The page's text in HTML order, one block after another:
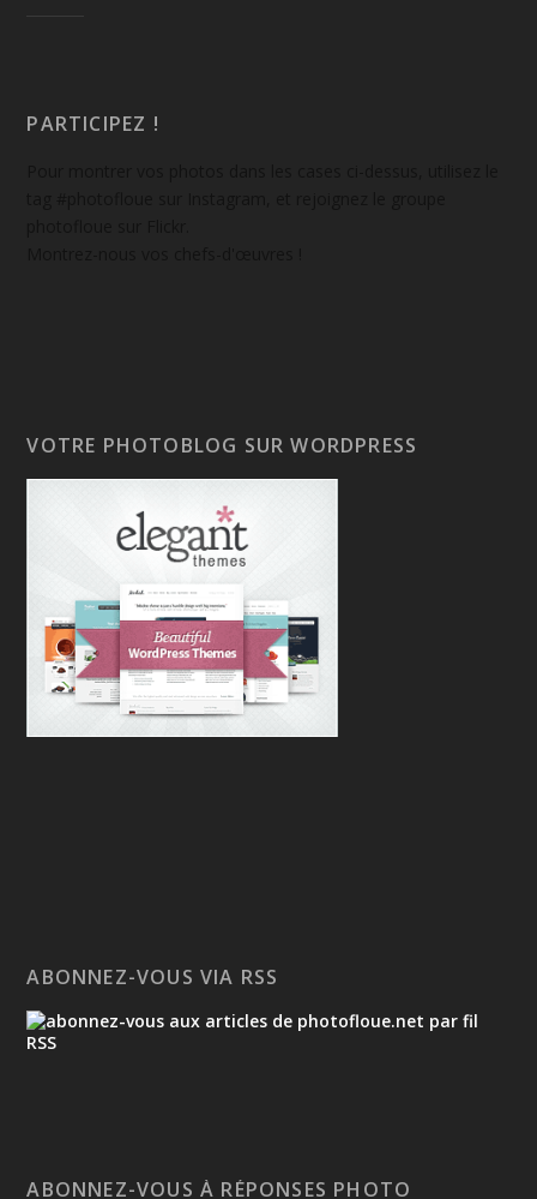
PARTICIPEZ !
VOTRE PHOTOBLOG SUR WORDPRESS
ABONNEZ-VOUS VIA RSS
ABONNEZ-VOUS À RÉPONSES PHOTO